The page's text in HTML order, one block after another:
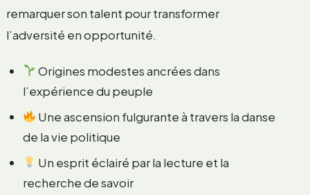
remarquer son talent pour transformer
l’adversité en opportunité.
Origines modestes ancrées dans
l’expérience du peuple
Une ascension fulgurante à travers la danse
de la vie politique
Un esprit éclairé par la lecture et la
recherche de savoir